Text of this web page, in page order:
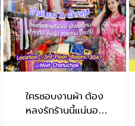
ใครชอบงานผ้า ต้อง
หลงรักร้านนี้แน่นอน